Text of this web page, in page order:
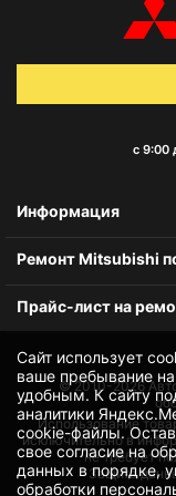
Сайт использует
ваше пребывание
удобным. К cайту
аналитики
cookie-файлы.
своесогласие на
данных в порядке,
обработки
с 9:00
Информация
Ремонт Mitsubishi
Прайс-лист на
© 2010-2026
Использование
исключительно в
не требует
Защита